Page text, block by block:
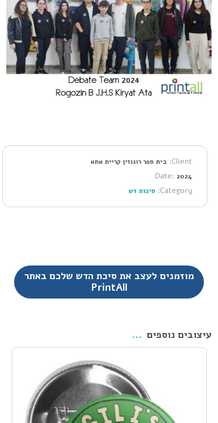
Client: בית ספר רוגוזין קריית אתא
Date: 2024
Category: סיכות דש
מוזמנים לעצב את סיכת הדש שלכם באתר
PrintAll
עיצובים נוספים